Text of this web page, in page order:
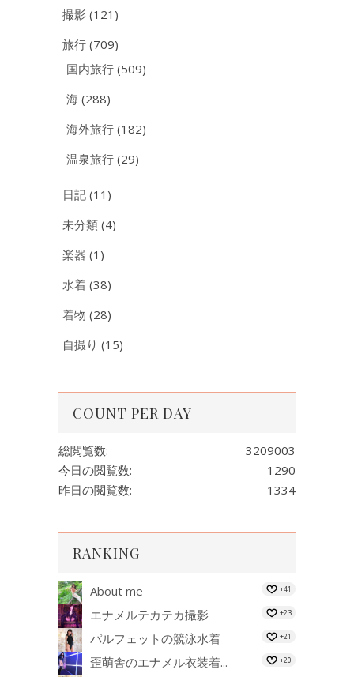
撮影 (121)
旅行 (709)
国内旅行 (509)
海 (288)
海外旅行 (182)
温泉旅行 (29)
日記 (11)
未分類 (4)
楽器 (1)
水着 (38)
着物 (28)
自撮り (15)
COUNT PER DAY
3209003
総閲覧数:
1290
今日の閲覧数:
1334
昨日の閲覧数:
RANKING
About me +41
エナメルテカテカ撮影 +23
パルフェットの競泳水着 +21
歪萌舎のエナメル衣装着... +20